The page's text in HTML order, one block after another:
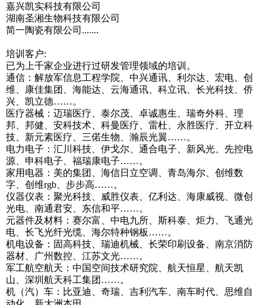
嘉兴凯实科技有限公司
湖南圣湘生物科技有限公司
简一陶瓷有限公司.......
培训客户:
已为上千家企业进行过研发管理领域的培训。
通信：解放军信息工程学院、中兴通讯、利尔达、宏电、创
维、康佳集团、海能达、云海通讯、科立讯、长光科技、侨
兴、凯立德……。
医疗器械：迈瑞医疗、泰尔茂、卓诚惠生、瑞奇外科、理
邦、邦健、安科技术、科曼医疗、雷杜、永胜医疗、开立科
技、新元素医疗、三偌生物、瀚辰光翼……。
电力电子：汇川科技、伊戈尔、通合电子、新风光、先控电
源、申科电子、福瑞康电子……。
家用电器：美的集团、海信日立空调、青岛海尔、创维数
字、创维rgb、步步高……。
仪器仪表：聚光科技、威胜仪表、亿利达、海康威视、微创
光电、南通君安、东信和平……。
元器件及材料：赛尔富、中电九所、斯科泰、炬力、飞通光
电、长飞光纤光缆、海尔特种钢板……。
机电设备：固高科技、瑞迪机械、长荣印刷设备、南京消防
器材、广州数控、江苏文光……。
军工航空航天：中国空间技术研究院、航天恒星、航天凯
山、深圳航天科工集团……。
机（汽）车：比亚迪、奇瑞、吉利汽车、南车时代、思维自